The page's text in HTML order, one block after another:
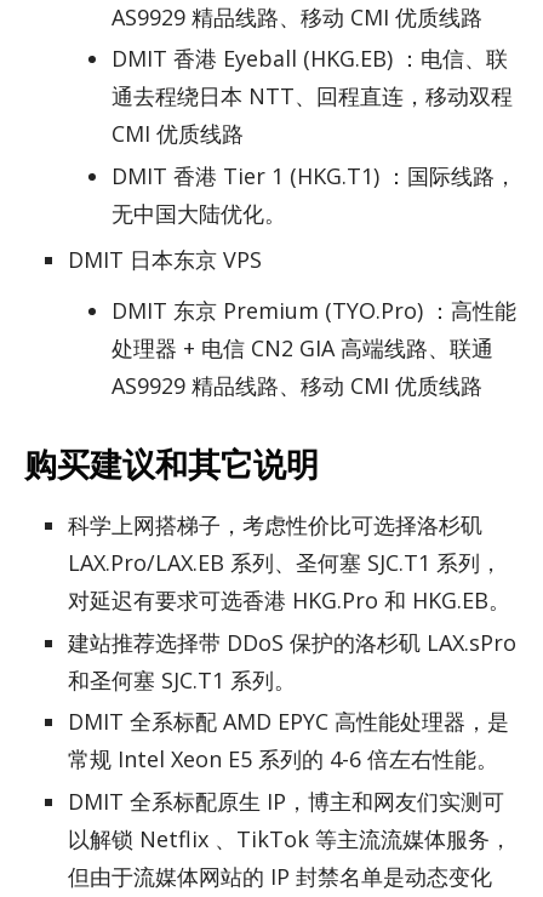
AS9929 精品线路、移动 CMI 优质线路
DMIT 香港 Eyeball (HKG.EB) ：电信、联
通去程绕日本 NTT、回程直连，移动双程
CMI 优质线路
DMIT 香港 Tier 1 (HKG.T1) ：国际线路，
无中国大陆优化。
DMIT 日本东京 VPS
DMIT 东京 Premium (TYO.Pro) ：高性能
处理器 + 电信 CN2 GIA 高端线路、联通
AS9929 精品线路、移动 CMI 优质线路
购买建议和其它说明
科学上网搭梯子，考虑性价比可选择洛杉矶
LAX.Pro/LAX.EB 系列、圣何塞 SJC.T1 系列，
对延迟有要求可选香港 HKG.Pro 和 HKG.EB。
建站推荐选择带 DDoS 保护的洛杉矶 LAX.sPro
和圣何塞 SJC.T1 系列。
DMIT 全系标配 AMD EPYC 高性能处理器，是
常规 Intel Xeon E5 系列的 4-6 倍左右性能。
DMIT 全系标配原生 IP，博主和网友们实测可
以解锁 Netflix 、TikTok 等主流流媒体服务，
但由于流媒体网站的 IP 封禁名单是动态变化